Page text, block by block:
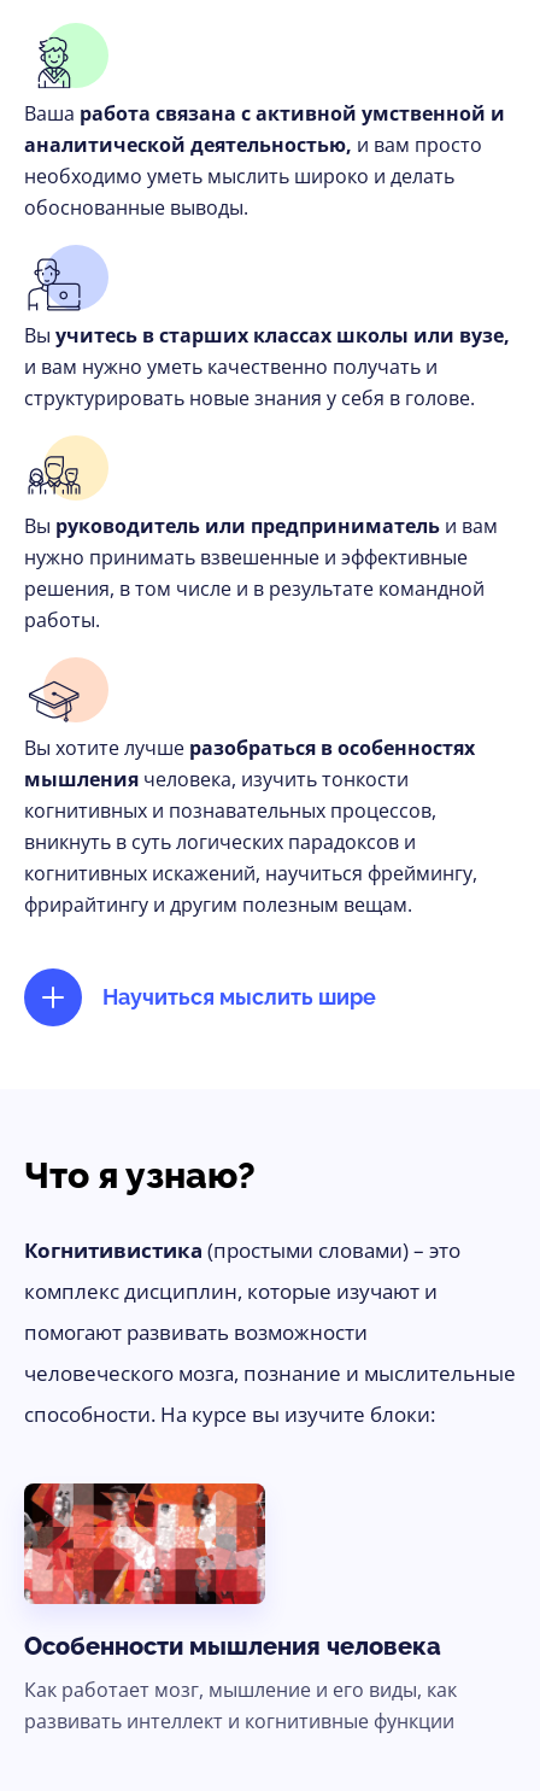
Ваша работа связана с активной умственной и
аналитической деятельностью, и вам просто
необходимо уметь мыслить широко и делать
обоснованные выводы.
Вы учитесь в старших классах школы или вузе,
и вам нужно уметь качественно получать и
структурировать новые знания у себя в голове.
Вы руководитель или предприниматель и вам
нужно принимать взвешенные и эффективные
решения, в том числе и в результате командной
работы.
Вы хотите лучше разобраться в особенностях
мышления человека, изучить тонкости
когнитивных и познавательных процессов,
вникнуть в суть логических парадоксов и
когнитивных искажений, научиться фреймингу,
фрирайтингу и другим полезным вещам.
Научиться мыслить шире
Что я узнаю?
Когнитивистика (простыми словами) – это
комплекс дисциплин, которые изучают и
помогают развивать возможности
человеческого мозга, познание и мыслительные
способности. На курсе вы изучите блоки:
Особенности мышления человека
Как работает мозг, мышление и его виды, как
развивать интеллект и когнитивные функции